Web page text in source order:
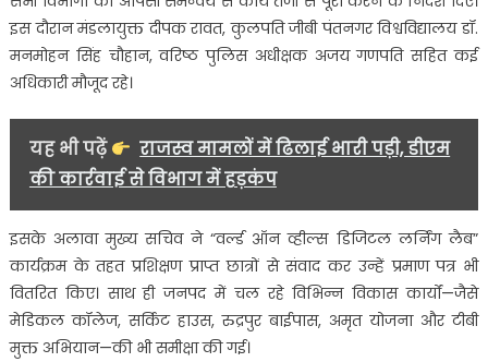
इस दौरान मंडलायुक्त दीपक रावत, कुलपति जीबी पंतनगर विश्वविद्यालय डॉ.
मनमोहन सिंह चौहान, वरिष्ठ पुलिस अधीक्षक अजय गणपति सहित कई
अधिकारी मौजूद रहे।
यह भी पढ़ें
राजस्व मामलों में ढिलाई भारी पड़ी, डीएम
की कार्रवाई से विभाग में हड़कंप
इसके अलावा मुख्य सचिव ने “वर्ल्ड ऑन व्हील्स डिजिटल लर्निंग लैब”
कार्यक्रम के तहत प्रशिक्षण प्राप्त छात्रों से संवाद कर उन्हें प्रमाण पत्र भी
वितरित किए। साथ ही जनपद में चल रहे विभिन्न विकास कार्यों—जैसे
मेडिकल कॉलेज, सर्किट हाउस, रुद्रपुर बाईपास, अमृत योजना और टीबी
मुक्त अभियान—की भी समीक्षा की गई।